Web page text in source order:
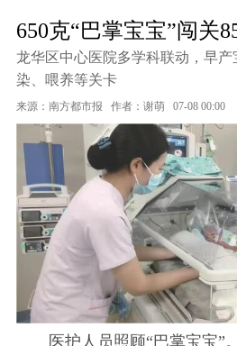
650克“巴掌宝宝”闯关
龙华区中心医院多学科联动，早
染、喂养等关卡
来源：南方都市报 作者：谢萌 07-08 00:00
医护人员照顾“巴掌宝宝”。